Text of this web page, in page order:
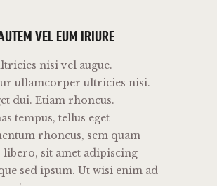
VEL EUM IRIURE
nisi vel augue.
ullamcorper ultricies nisi.
dui. Etiam rhoncus.
tempus, tellus eget
rhoncus, sem quam
libero, sit amet adipiscing
sed ipsum. Ut wisi enim ad